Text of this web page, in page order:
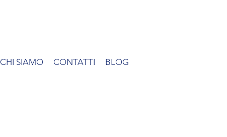
CHI SIAMO CONTATTI BLOG